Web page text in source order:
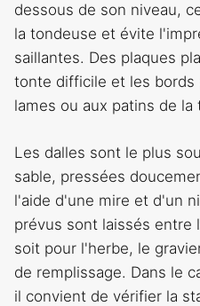
dessous de son niveau,
la tondeuse et évite
saillantes. Des plaques
tonte difficile et les bords
lames ou aux patins de la
Les dalles sont le plus
sable, pressées
l'aide d'une mire et d'un
prévus sont laissés entre
soit pour l'herbe, le
de remplissage. Dans le
il convient de vérifier la